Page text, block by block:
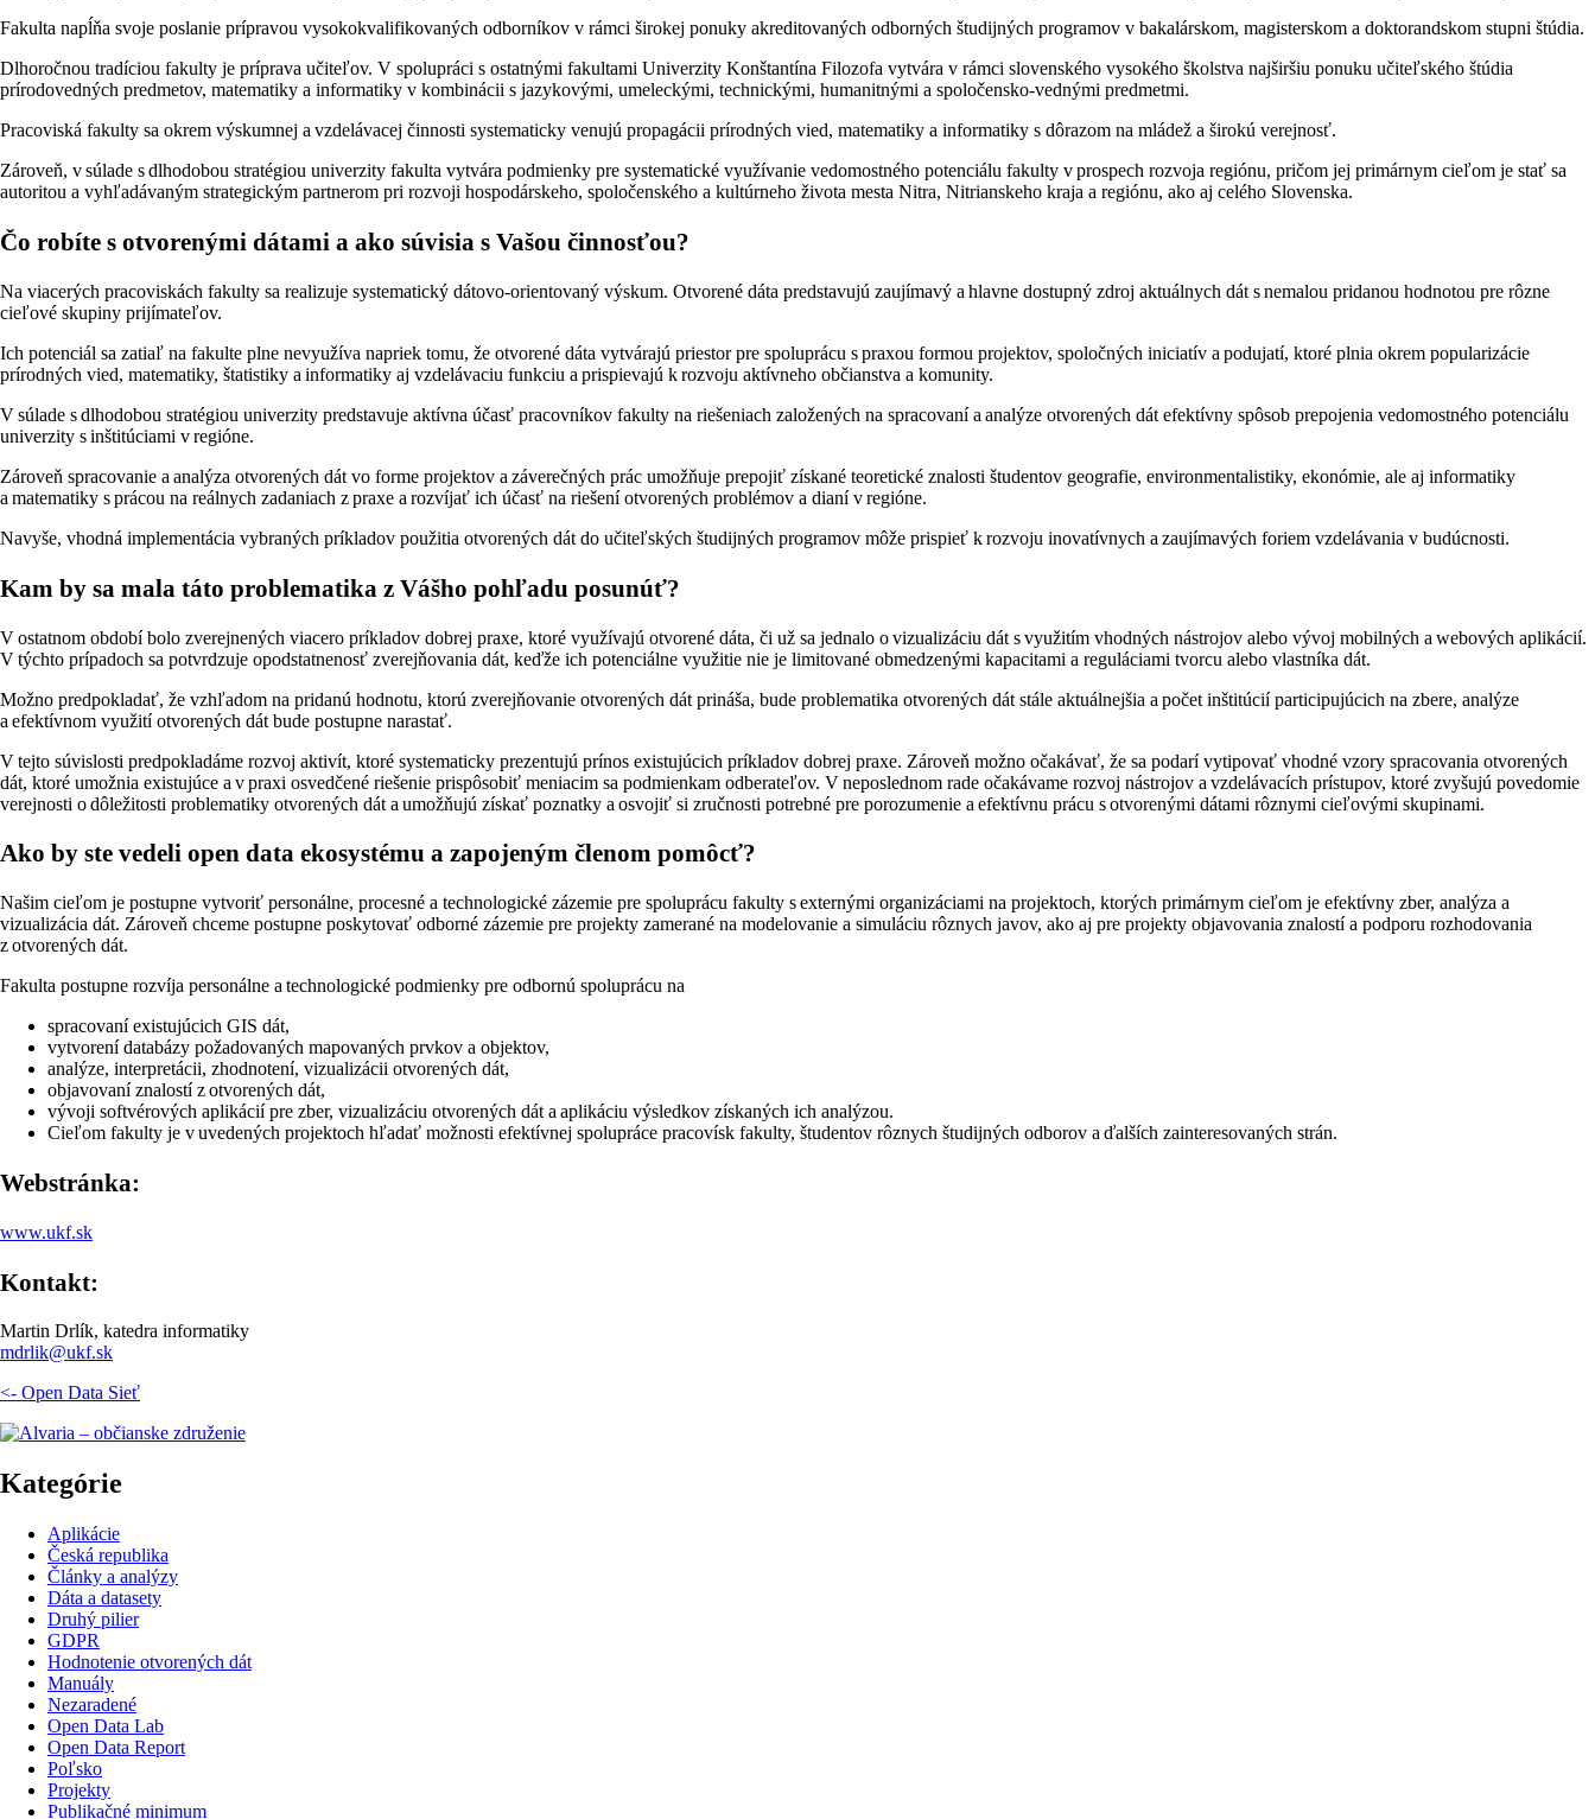
Fakulta napĺňa svoje poslanie prípravou vysokokvalifikovaných odborníkov v rámci širokej ponuky akreditovaných odborných študijných programov v bakalárskom, magisterskom a doktorandskom stupni štúdia.
Dlhoročnou tradíciou fakulty je príprava učiteľov. V spolupráci s ostatnými fakultami Univerzity Konštantína Filozofa vytvára v rámci slovenského vysokého školstva najširšiu ponuku učiteľského štúdia
prírodovedných predmetov, matematiky a informatiky v kombinácii s jazykovými, umeleckými, technickými, humanitnými a spoločensko-vednými predmetmi.
Pracoviská fakulty sa okrem výskumnej a vzdelávacej činnosti systematicky venujú propagácii prírodných vied, matematiky a informatiky s dôrazom na mládež a širokú verejnosť.
Zároveň, v súlade s dlhodobou stratégiou univerzity fakulta vytvára podmienky pre systematické využívanie vedomostného potenciálu fakulty v prospech rozvoja regiónu, pričom jej primárnym cieľom je stať sa
autoritou a vyhľadávaným strategickým partnerom pri rozvoji hospodárskeho, spoločenského a kultúrneho života mesta Nitra, Nitrianskeho kraja a regiónu, ako aj celého Slovenska.
Čo robíte s otvorenými dátami a ako súvisia s Vašou činnosťou?
Na viacerých pracoviskách fakulty sa realizuje systematický dátovo-orientovaný výskum. Otvorené dáta predstavujú zaujímavý a hlavne dostupný zdroj aktuálnych dát s nemalou pridanou hodnotou pre rôzne
cieľové skupiny prijímateľov.
Ich potenciál sa zatiaľ na fakulte plne nevyužíva napriek tomu, že otvorené dáta vytvárajú priestor pre spoluprácu s praxou formou projektov, spoločných iniciatív a podujatí, ktoré plnia okrem popularizácie
prírodných vied, matematiky, štatistiky a informatiky aj vzdelávaciu funkciu a prispievajú k rozvoju aktívneho občianstva a komunity.
V súlade s dlhodobou stratégiou univerzity predstavuje aktívna účasť pracovníkov fakulty na riešeniach založených na spracovaní a analýze otvorených dát efektívny spôsob prepojenia vedomostného potenciálu
univerzity s inštitúciami v regióne.
Zároveň spracovanie a analýza otvorených dát vo forme projektov a záverečných prác umožňuje prepojiť získané teoretické znalosti študentov geografie, environmentalistiky, ekonómie, ale aj informatiky
a matematiky s prácou na reálnych zadaniach z praxe a rozvíjať ich účasť na riešení otvorených problémov a dianí v regióne.
Navyše, vhodná implementácia vybraných príkladov použitia otvorených dát do učiteľských študijných programov môže prispieť k rozvoju inovatívnych a zaujímavých foriem vzdelávania v budúcnosti.
Kam by sa mala táto problematika z Vášho pohľadu posunúť?
V ostatnom období bolo zverejnených viacero príkladov dobrej praxe, ktoré využívajú otvorené dáta, či už sa jednalo o vizualizáciu dát s využitím vhodných nástrojov alebo vývoj mobilných a webových aplikácií.
V týchto prípadoch sa potvrdzuje opodstatnenosť zverejňovania dát, keďže ich potenciálne využitie nie je limitované obmedzenými kapacitami a reguláciami tvorcu alebo vlastníka dát.
Možno predpokladať, že vzhľadom na pridanú hodnotu, ktorú zverejňovanie otvorených dát prináša, bude problematika otvorených dát stále aktuálnejšia a počet inštitúcií participujúcich na zbere, analýze
a efektívnom využití otvorených dát bude postupne narastať.
V tejto súvislosti predpokladáme rozvoj aktivít, ktoré systematicky prezentujú prínos existujúcich príkladov dobrej praxe. Zároveň možno očakávať, že sa podarí vytipovať vhodné vzory spracovania otvorených
dát, ktoré umožnia existujúce a v praxi osvedčené riešenie prispôsobiť meniacim sa podmienkam odberateľov. V neposlednom rade očakávame rozvoj nástrojov a vzdelávacích prístupov, ktoré zvyšujú povedomie
verejnosti o dôležitosti problematiky otvorených dát a umožňujú získať poznatky a osvojiť si zručnosti potrebné pre porozumenie a efektívnu prácu s otvorenými dátami rôznymi cieľovými skupinami.
Ako by ste vedeli open data ekosystému a zapojeným členom pomôcť?
Našim cieľom je postupne vytvoriť personálne, procesné a technologické zázemie pre spoluprácu fakulty s externými organizáciami na projektoch, ktorých primárnym cieľom je efektívny zber, analýza a
vizualizácia dát. Zároveň chceme postupne poskytovať odborné zázemie pre projekty zamerané na modelovanie a simuláciu rôznych javov, ako aj pre projekty objavovania znalostí a podporu rozhodovania
z otvorených dát.
Fakulta postupne rozvíja personálne a technologické podmienky pre odbornú spoluprácu na
spracovaní existujúcich GIS dát,
vytvorení databázy požadovaných mapovaných prvkov a objektov,
analýze, interpretácii, zhodnotení, vizualizácii otvorených dát,
objavovaní znalostí z otvorených dát,
vývoji softvérových aplikácií pre zber, vizualizáciu otvorených dát a aplikáciu výsledkov získaných ich analýzou.
Cieľom fakulty je v uvedených projektoch hľadať možnosti efektívnej spolupráce pracovísk fakulty, študentov rôznych študijných odborov a ďalších zainteresovaných strán.
Webstránka:
www.ukf.sk
Kontakt:
Martin Drlík, katedra informatiky
mdrlik@ukf.sk
<- Open Data Sieť
Kategórie
Aplikácie
Česká republika
Články a analýzy
Dáta a datasety
Druhý pilier
GDPR
Hodnotenie otvorených dát
Manuály
Nezaradené
Open Data Lab
Open Data Report
Poľsko
Projekty
Publikačné minimum